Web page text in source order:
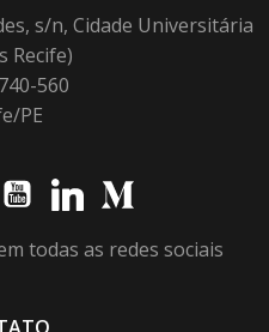
s/n, Cidade Universitária
Recife)
560
PE
todas as redes sociais